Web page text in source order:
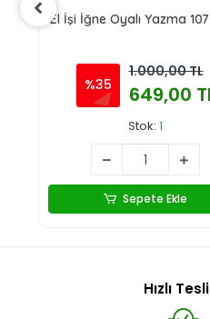
El İşi İğne Oyalı Yazma
%35
1.000,00 TL
649,00
Stok: 1
Sepete Ekle
Hızlı